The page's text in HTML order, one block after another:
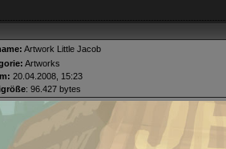
Artwork Little Jacob
Artworks
20.04.2008, 15:23
: 96.427 bytes